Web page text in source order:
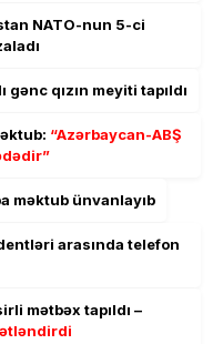
NATO-nun 5-ci
qızın meyiti tapıldı
“Azərbaycan-ABŞ
məktub ünvanlayıb
arasında telefon
mətbəx tapıldı –